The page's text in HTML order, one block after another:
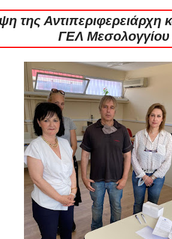
της Αντιπεριφερειάρχη
ΓΕΛ Μεσολογγίου